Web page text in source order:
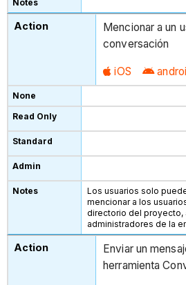
Mencionar a un
conversación
iOS
Los usuarios solo
mencionar a los
directorio del proyecto,
administradores de la
Enviar un
herramienta